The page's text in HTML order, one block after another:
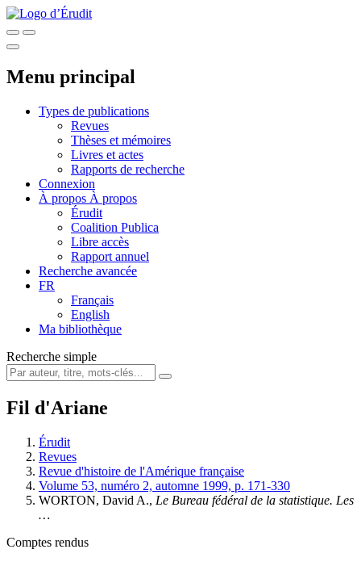
Menu principal
Types de publications
Revues
Thèses et mémoires
Livres et actes
Rapports de recherche
Connexion
À propos À propos
Érudit
Coalition Publica
Libre accès
Rapport annuel
Recherche avancée
FR
Français
English
Ma bibliothèque
Recherche simple
Fil d'Ariane
Érudit
Revues
Revue d'histoire de l'Amérique française
Volume 53, numéro 2, automne 1999, p. 171-330
WORTON, David A., Le Bureau fédéral de la statistique. Les
…
Comptes rendus